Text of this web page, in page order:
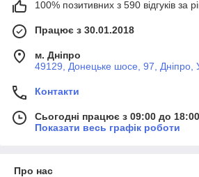
100% позитивних з 590 відгуків за
Працює з 30.01.2018
м. Дніпро
49129, Донецьке шосе, 97, Дніпро,
Контакти
Сьогодні працює з 09:00 до 18:00
Показати весь графік роботи
Про нас